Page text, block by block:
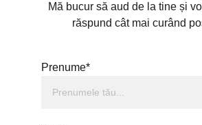
Mă bucur să aud de la tine și
răspund cât mai curând
Prenume*